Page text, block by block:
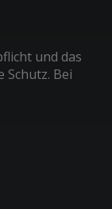
und das
Bei